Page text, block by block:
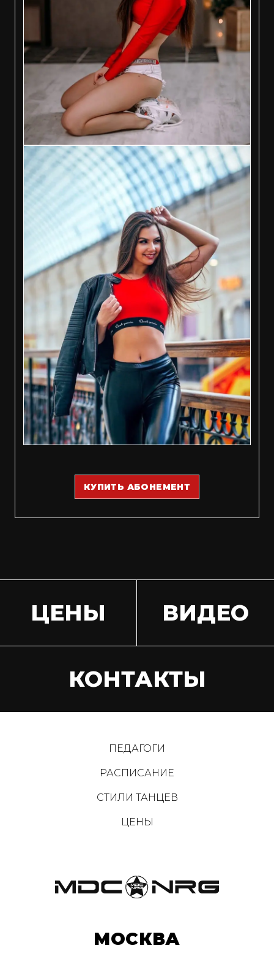
КУПИТЬ АБОНЕМЕНТ
ЦЕНЫ ВИДЕО
КОНТАКТЫ
ПЕДАГОГИ
РАСПИСАНИЕ
СТИЛИ ТАНЦЕВ
ЦЕНЫ
МОСКВА